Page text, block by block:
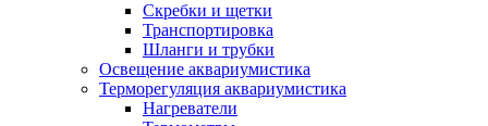
Скребки и щетки
Транспортировка
Шланги и трубки
Освещение аквариумистика
Терморегуляция аквариумистика
Нагреватели